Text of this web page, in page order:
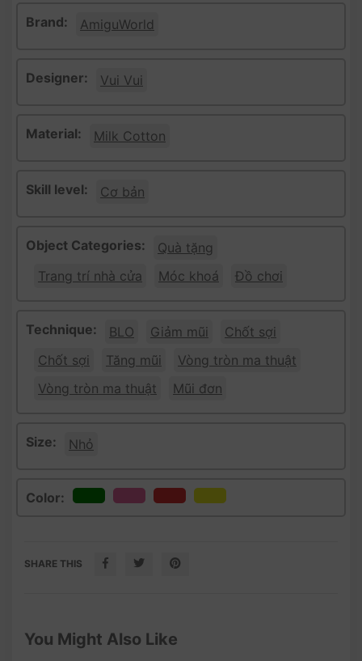
Brand: AmiguWorld
Designer: Vui Vui
Material: Milk Cotton
Skill level: Cơ bản
Object Categories:
Quà tặng
Trang trí nhà cửa
Móc khoá Đồ chơi
Technique: BLO Giảm mũi
Chốt sợi
Chốt sợi
Tăng mũi
Vòng tròn ma thuật
Vòng tròn ma thuật
Mũi đơn
Size: Nhỏ
Color:
SHARE THIS
You Might Also Like